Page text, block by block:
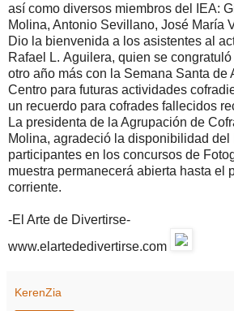
así como diversos miembros del IEA:
Molina, Antonio Sevillano, José María
Dio la bienvenida a los asistentes al
Rafael L. Aguilera, quien se
otro año más con la Semana Santa de
Centro para futuras actividades
un recuerdo para cofrades fallecidos
La presidenta de la Agrupación de
Molina, agradeció la disponibilidad del
participantes en los concursos de
muestra permanecerá abierta hasta el
corriente.
-El Arte de Divertirse-
www.elartededivertirse.com
KerenZia